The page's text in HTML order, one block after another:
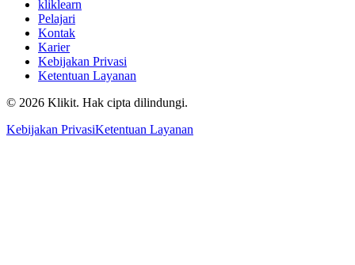
kliklearn
Pelajari
Kontak
Karier
Kebijakan Privasi
Ketentuan Layanan
© 2026 Klikit. Hak cipta dilindungi.
Kebijakan PrivasiKetentuan Layanan